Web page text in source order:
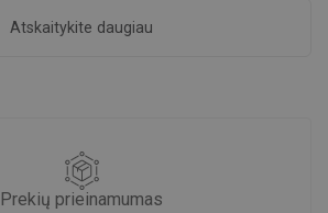
Atskaitykite daugiau
Prekių prieinamumas